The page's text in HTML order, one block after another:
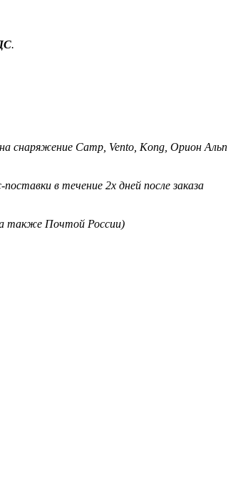
.
снаряжение Camp, Vento, Kong, Орион Альп
поставки в течение 2х дней после заказа
также Почтой России)